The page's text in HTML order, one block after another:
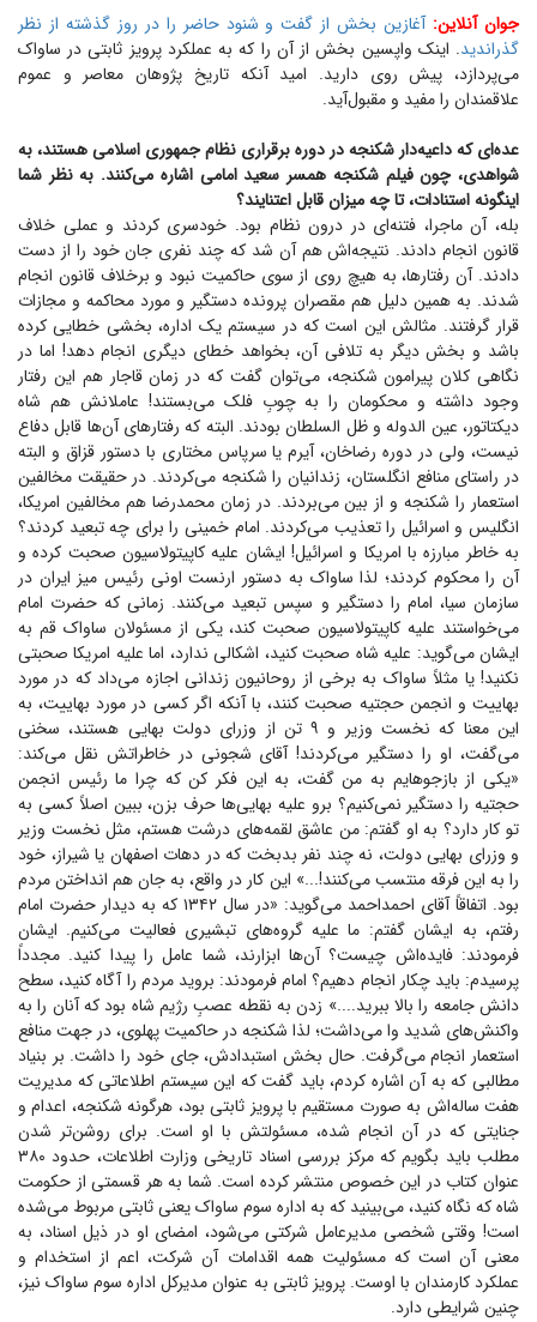
جوان آنلاین: آغازین بخش از گفت و شنود حاضر را در روز گذشته از نظر
گذراندید. اینک واپسین بخش از آن را که به عملکرد پرویز ثابتی در ساواک
می‌پردازد، پیش روی دارید. امید آنکه تاریخ پژوهان معاصر و عموم
علاقمندان را مفید و مقبول‌آید.
عده‌ای که داعیه‌دار شکنجه در دوره برقراری نظام جمهوری اسلامی هستند، به
شواهدی، چون فیلم شکنجه همسر سعید امامی اشاره می‌کنند. به نظر شما
اینگونه استنادات، تا چه میزان قابل اعتنایند؟
بله، آن ماجرا، فتنه‌ای در درون نظام بود. خودسری کردند و عملی خلاف
قانون انجام دادند. نتیجه‌اش هم آن شد که چند نفری جان خود را از دست
دادند. آن رفتارها، به هیچ روی از سوی حاکمیت نبود و برخلاف قانون انجام
شدند. به همین دلیل هم مقصران پرونده دستگیر و مورد محاکمه و مجازات
قرار گرفتند. مثالش این است که در سیستم یک اداره، بخشی خطایی کرده
باشد و بخش دیگر به تلافی آن، بخواهد خطای دیگری انجام دهد! اما در
نگاهی کلان پیرامون شکنجه، می‌توان گفت که در زمان قاجار هم این رفتار
وجود داشته و محکومان را به چوبِ فلک می‌بستند! عاملانش هم شاه
دیکتاتور، عین الدوله و ظل السلطان بودند. البته که رفتار‌های آن‌ها قابل دفاع
نیست، ولی در دوره رضاخان، آیرم یا سرپاس مختاری با دستور قزاق و البته
در راستای منافع انگلستان، زندانیان را شکنجه می‌کردند. در حقیقت مخالفین
استعمار را شکنجه و از بین می‌بردند. در زمان محمدرضا هم مخالفین امریکا،
انگلیس و اسرائیل را تعذیب می‌کردند. امام خمینی را برای چه تبعید کردند؟
به خاطر مبارزه با امریکا و اسرائیل! ایشان علیه کاپیتولاسیون صحبت کرده و
آن را محکوم کردند؛ لذا ساواک به دستور ارنست اونی رئیس میز ایران در
سازمان سیا، امام را دستگیر و سپس تبعید می‌کنند. زمانی که حضرت امام
می‌خواستند علیه کاپیتولاسیون صحبت کند، یکی از مسئولان ساواک قم به
ایشان می‌گوید: علیه شاه صحبت کنید، اشکالی ندارد، اما علیه امریکا صحبتی
نکنید! یا مثلاً ساواک به برخی از روحانیون زندانی اجازه می‌داد که در مورد
بهاییت و انجمن حجتیه صحبت کنند، با آنکه اگر کسی در مورد بهاییت، به
این معنا که نخست وزیر و ۹ تن از وزرای دولت بهایی هستند، سخنی
می‌گفت، او را دستگیر می‌کردند! آقای شجونی در خاطراتش نقل می‌کند:
«یکی از بازجوهایم به من گفت، به این فکر کن که چرا ما رئیس انجمن
حجتیه را دستگیر نمی‌کنیم؟ برو علیه بهایی‌ها حرف بزن، ببین اصلاً کسی به
تو کار دارد؟ به او گفتم: من عاشق لقمه‌های درشت هستم، مثل نخست وزیر
و وزرای بهایی دولت، نه چند نفر بدبخت که در دهات اصفهان یا شیراز، خود
را به این فرقه منتسب می‌کنند!...» این کار در واقع، به جان هم انداختن مردم
بود. اتفاقاً آقای احمداحمد می‌گوید: «در سال ۱۳۴۲ که به دیدار حضرت امام
رفتم، به ایشان گفتم: ما علیه گروه‌های تبشیری فعالیت می‌کنیم. ایشان
فرمودند: فایده‌اش چیست؟ آن‌ها ابزارند، شما عامل را پیدا کنید. مجدداً
پرسیدم: باید چکار انجام دهیم؟ امام فرمودند: بروید مردم را آگاه کنید، سطح
دانش جامعه را بالا ببرید....» زدن به نقطه عصبِ رژیم شاه بود که آنان را به
واکنش‌های شدید وا می‌داشت؛ لذا شکنجه در حاکمیت پهلوی، در جهت منافع
استعمار انجام می‌گرفت. حال بخش استبدادش، جای خود را داشت. بر بنیاد
مطالبی که به آن اشاره کردم، باید گفت که این سیستم اطلاعاتی که مدیریت
هفت ساله‌اش به صورت مستقیم با پرویز ثابتی بود، هرگونه شکنجه، اعدام و
جنایتی که در آن انجام شده، مسئولتش با او است. برای روشن‌تر شدن
مطلب باید بگویم که مرکز بررسی اسناد تاریخی وزارت اطلاعات، حدود ۳۸۰
عنوان کتاب در این خصوص منتشر کرده است. شما به هر قسمتی از حکومت
شاه که نگاه کنید، می‌بینید که به اداره سوم ساواک یعنی ثابتی مربوط می‌شده
است! وقتی شخصی مدیرعامل شرکتی می‌شود، امضای او در ذیل اسناد، به
معنی آن است که مسئولیت همه اقدامات آن شرکت، اعم از استخدام و
عملکرد کارمندان با اوست. پرویز ثابتی به عنوان مدیرکل اداره سوم ساواک نیز،
چنین شرایطی دارد.